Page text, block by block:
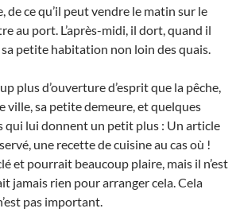
de ce qu’il peut vendre le matin sur le
au port. L’après-midi, il dort, quand il
petite habitation non loin des quais.
plus d’ouverture d’esprit que la pêche,
ville, sa petite demeure, et quelques
qui lui donnent un petit plus : Un article
une recette de cuisine au cas où !
et pourrait beaucoup plaire, mais il n’est
jamais rien pour arranger cela. Cela
pas important.